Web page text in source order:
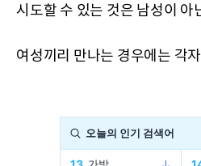
시도할 수 있는 것은 남성이 아
여성끼리 만나는 경우에는 각